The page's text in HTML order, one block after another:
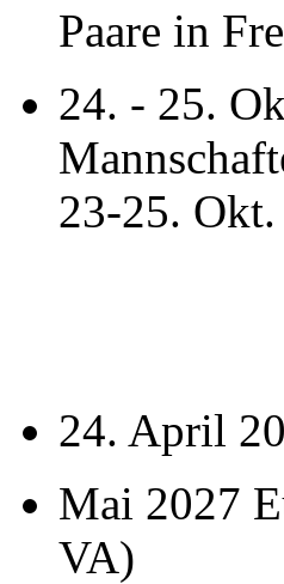
Paare in
24. - 25.
23-25.
24. April
Mai 2027
VA)